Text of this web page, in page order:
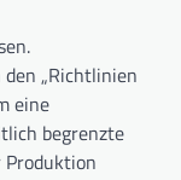
„Richtlinien
eine
begrenzte